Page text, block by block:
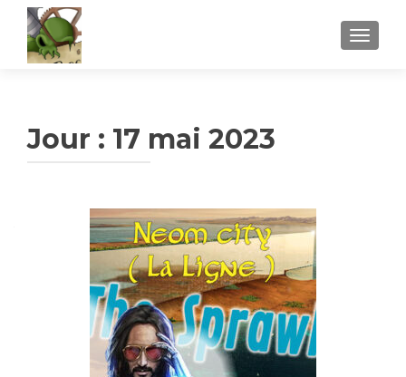
Jour : 17 mai 2023